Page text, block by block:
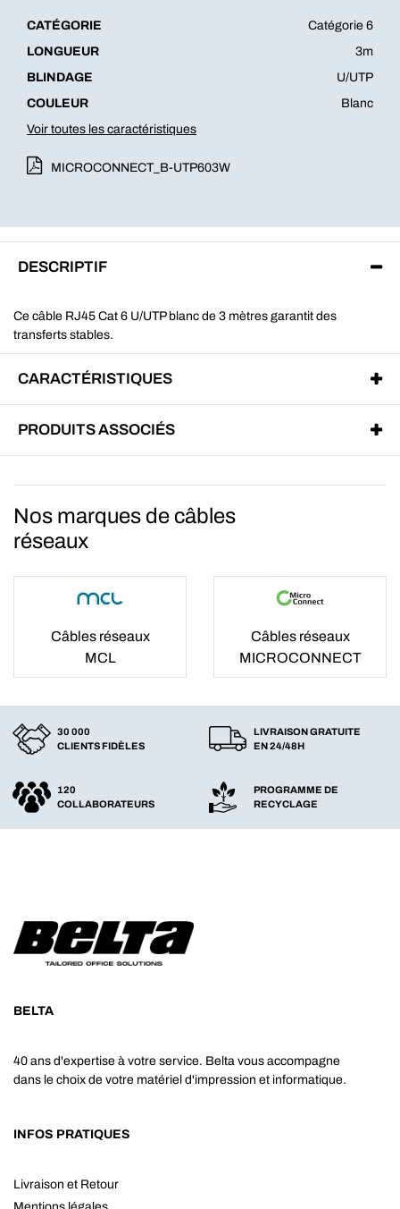
CATÉGORIE
Catégorie 6
LONGUEUR
3m
BLINDAGE
U/UTP
COULEUR
Blanc
Voir toutes les caractéristiques
MICROCONNECT_B-UTP603W
DESCRIPTIF
Ce câble RJ45 Cat 6 U/UTP blanc de 3 mètres garantit des
transferts stables.
CARACTÉRISTIQUES
PRODUITS ASSOCIÉS
Nos marques de câbles
réseaux
Câbles réseaux
MCL
Câbles réseaux
MICROCONNECT
30 000
CLIENTS FIDÈLES
LIVRAISON GRATUITE
EN 24/48H
120
COLLABORATEURS
PROGRAMME DE
RECYCLAGE
BELTA
40 ans d'expertise à votre service. Belta vous accompagne
dans le choix de votre matériel d'impression et informatique.
INFOS PRATIQUES
Livraison et Retour